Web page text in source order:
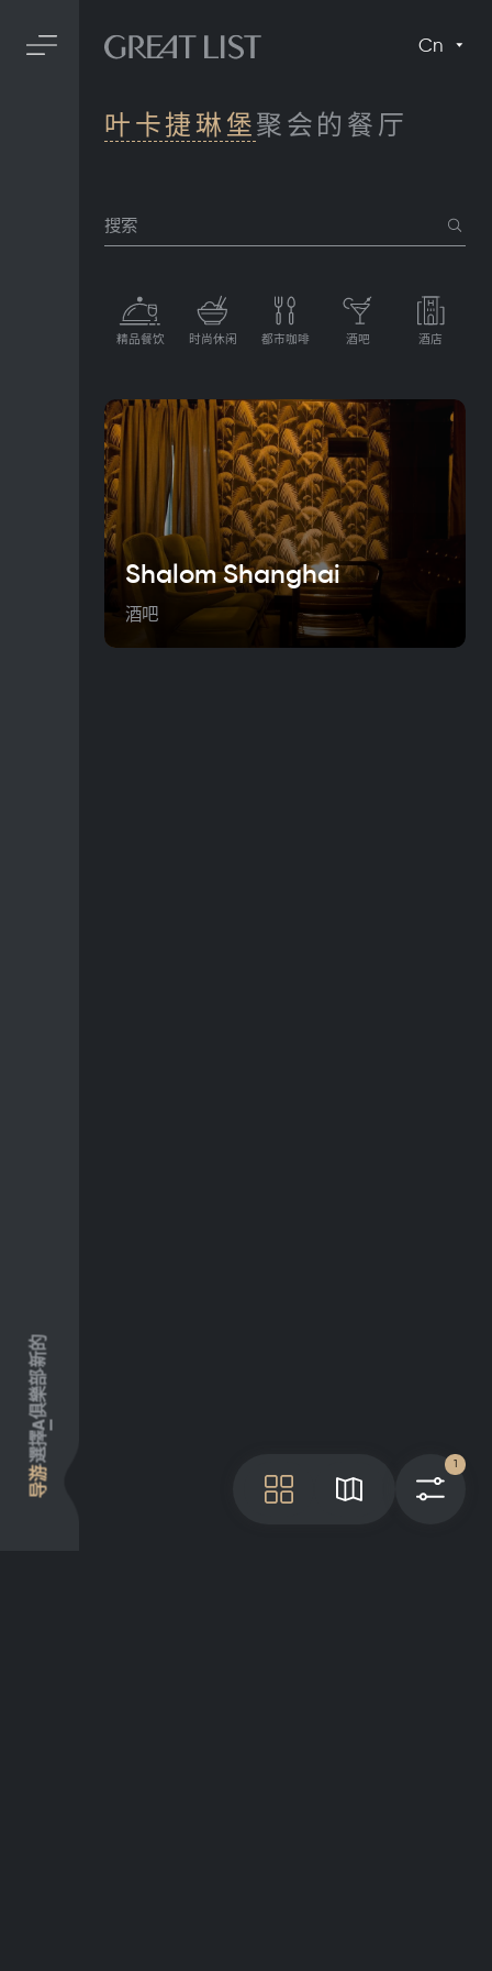
导游
選擇
A
俱樂部
新的
Cn
地图
1
叶卡捷琳堡聚会的餐厅
搜索
精品餐饮 时尚休闲 都市咖啡 酒吧 酒店
Shalom Shanghai
酒吧